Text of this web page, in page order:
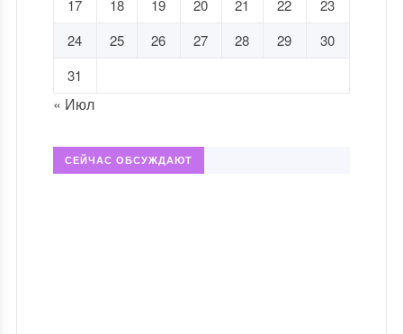
17
18 19 20 21 22
23
24
25 26 27 28 29
30
31
« Июл
СЕЙЧАС ОБСУЖДАЮТ